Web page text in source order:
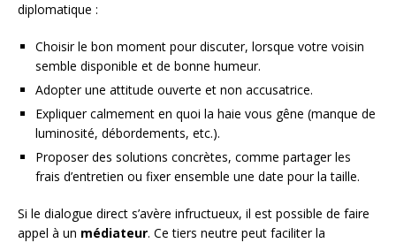
diplomatique :
Choisir le bon moment pour discuter, lorsque votre voisin
semble disponible et de bonne humeur.
Adopter une attitude ouverte et non accusatrice.
Expliquer calmement en quoi la haie vous gêne (manque de
luminosité, débordements, etc.).
Proposer des solutions concrètes, comme partager les
frais d’entretien ou fixer ensemble une date pour la taille.
Si le dialogue direct s’avère infructueux, il est possible de faire
appel à un médiateur. Ce tiers neutre peut faciliter la